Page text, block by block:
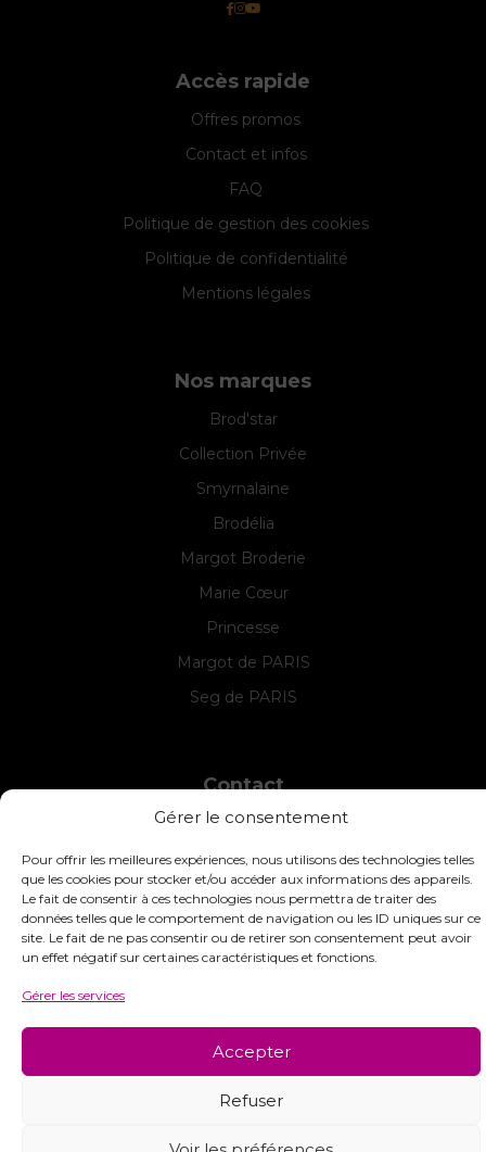
Gérer le consentement
Pour offrir les meilleures expériences, nous utilisons des technologies telles
que les cookies pour stocker et/ou accéder aux informations des appareils.
Le fait de consentir à ces technologies nous permettra de traiter des
données telles que le comportement de navigation ou les ID uniques sur ce
site. Le fait de ne pas consentir ou de retirer son consentement peut avoir
un effet négatif sur certaines caractéristiques et fonctions.
Gérer les services
Accepter
Refuser
Accès rapide
Offres promos
Contact et infos
FAQ
Politique de gestion des cookies
Politique de confidentialité
Mentions légales
Nos marques
Brod'star
Collection Privée
Smyrnalaine
Brodélia
Margot Broderie
Marie Cœur
Princesse
Margot de PARIS
Seg de PARIS
Contact
INTERSTISS
42360 Panissières
France
+33 (0)4 74 01 99 80
commandes@interstiss.com